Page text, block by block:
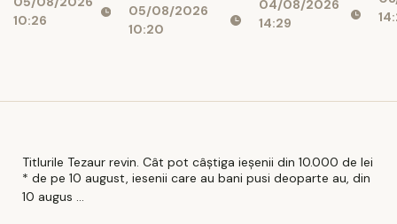
care o lași la
prima
10:26
reducerea
costurilor
05/08/2026
10:20
recurentă și
ce poate
04/08/2026
14:29
Titlurile Tezaur revin. Cât pot câștiga ieșenii din 10.000 de lei
* de pe 10 august, iesenii care au bani pusi deoparte au, din
10 augus ...